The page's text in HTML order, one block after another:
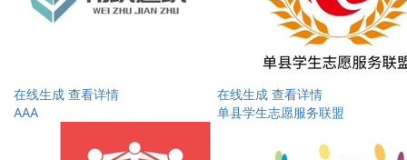
在线生成 查看详情
AAA
在线生成 查看详情
单县学生志愿服务联盟